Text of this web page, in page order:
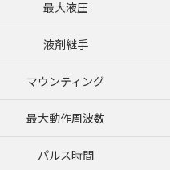
最大液圧
液剤継手
マウンティング
最大動作周波数
パルス時間